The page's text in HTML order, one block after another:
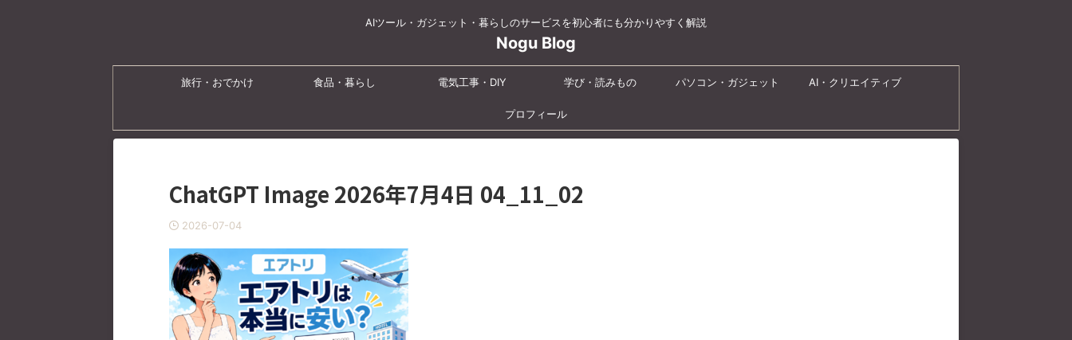
AIツール・ガジェット・暮らしのサービスを初心者にも分かりやすく解説
Nogu Blog
旅行・おでかけ 食品・暮らし 電気工事・DIY 学び・読みもの パソコン・ガジェット AI・クリエイティブ
プロフィール
ChatGPT Image 2026年7月4日 04_11_02
2026-07-04